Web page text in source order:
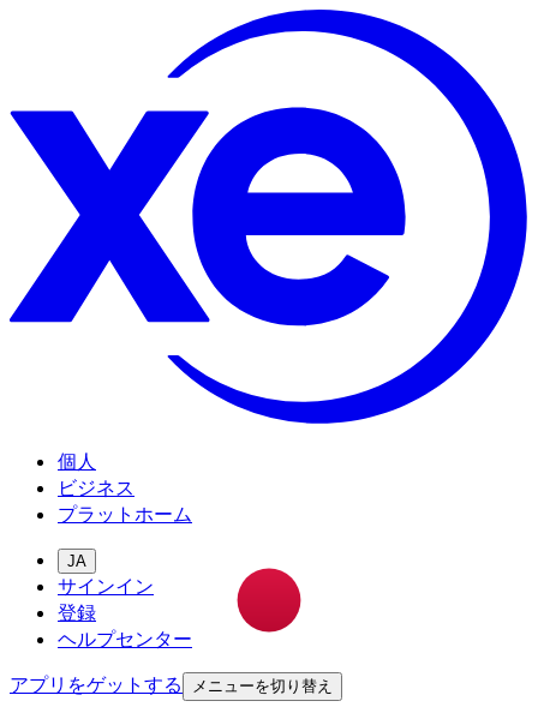
個人
ビジネス
プラットホーム
JA
サインイン
登録
ヘルプセンター
アプリをゲットする
メニューを切り替え